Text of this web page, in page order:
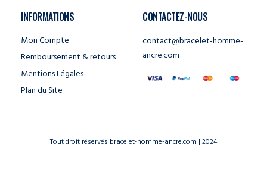
INFORMATIONS
Mon Compte
Remboursement & retours
Mentions Légales
Plan du Site
CONTACTEZ-NOUS
contact@bracelet-homme-
ancre.com
Tout droit réservés bracelet-homme-ancre.com | 2024